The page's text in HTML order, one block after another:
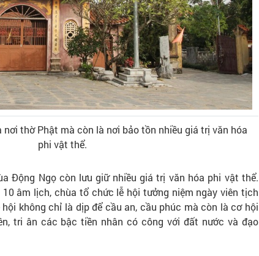
nơi thờ Phật mà còn là nơi bảo tồn nhiều giá trị văn hóa
phi vật thể.
Động Ngọ còn lưu giữ nhiều giá trị văn hóa phi vật thể.
âm lịch, chùa tổ chức lễ hội tưởng niệm ngày viên tịch
hội không chỉ là dịp để cầu an, cầu phúc mà còn là cơ hội
tri ân các bậc tiền nhân có công với đất nước và đạo